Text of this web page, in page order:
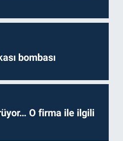
bombası
O firma ile ilgili